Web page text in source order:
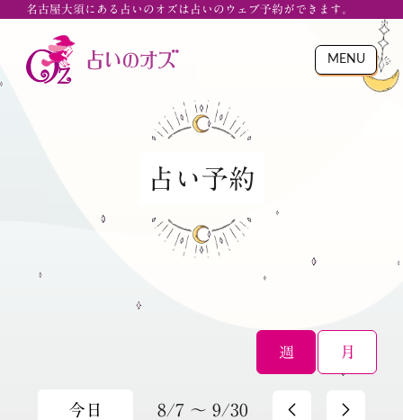
名古屋大須にある占いのオズは占いのウェブ予約ができます。
MENU
占い予約
今日 8/7 ～ 9/30
週 月